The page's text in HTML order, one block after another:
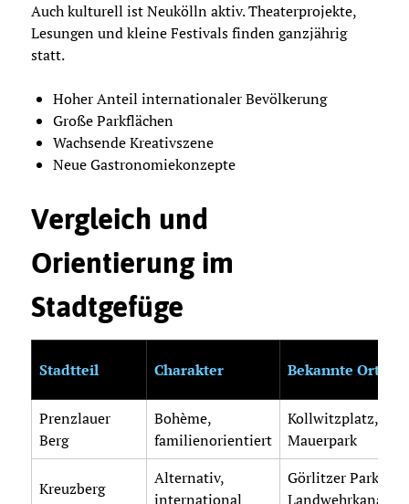
Auch kulturell ist Neukölln aktiv. Theaterprojekte,
Lesungen und kleine Festivals finden ganzjährig
statt.
Hoher Anteil internationaler Bevölkerung
Große Parkflächen
Wachsende Kreativszene
Neue Gastronomiekonzepte
Vergleich und
Orientierung im
Stadtgefüge
Stadtteil Charakter Bekannte Orte
Prenzlauer
Berg
Bohème,
familienorientiert
Kollwitzplatz,
Mauerpark
Kreuzberg
Alternativ,
international
Görlitzer Park,
Landwehrkanal